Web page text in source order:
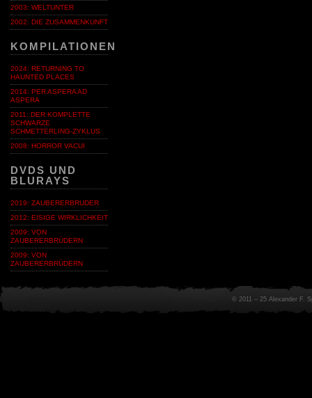
2003: WELTUNTER
2002: DIE ZUSAMMENKUNFT
KOMPILATIONEN
2024: RETURNING TO
HAUNTED PLACES
2014: PER ASPERA AD
ASPERA
2011: DER KOMPLETTE
SCHWARZE
SCHMETTERLING-ZYKLUS
2008: HORROR VACUI
DVDS UND
BLURAYS
2019: ZAUBERERBRUDER
2012: EISIGE WIRKLICHKEIT
2009: VON
ZAUBERERBRÜDERN
2009: VON
ZAUBERERBRÜDERN
© 2011 – 25 Alexander F.